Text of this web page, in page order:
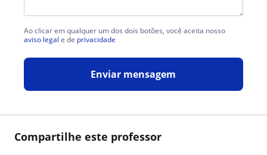
Compartilhe este professor
Ao clicar em qualquer um dos dois botões, você aceita nosso
aviso legal e de privacidade
Enviar mensagem